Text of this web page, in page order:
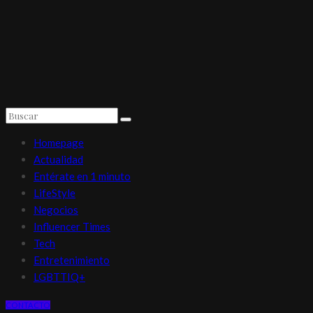
Homepage
Actualidad
Entérate en 1 minuto
LifeStyle
Negocios
Influencer Times
Tech
Entretenimiento
LGBTTIQ+
CONTACTO